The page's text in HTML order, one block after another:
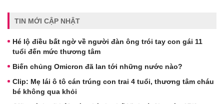
TIN MỚI CẬP NHẬT
Hé lộ điều bất ngờ về người đàn ông trói tay con gái 11
tuổi đến mức thương tâm
Biến chủng Omicron đã lan tới những nước nào?
Clip: Mẹ lái ô tô cán trúng con trai 4 tuổi, thương tâm cháu
bé không qua khỏi